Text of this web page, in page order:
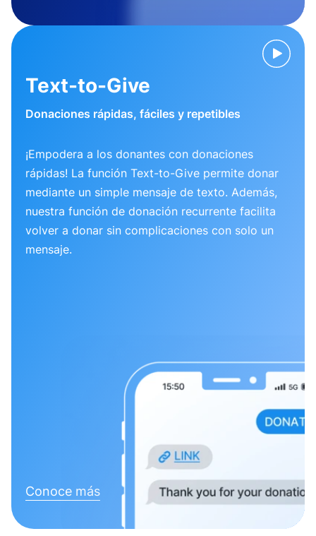
Text-to-Give
Donaciones rápidas, fáciles y repetibles
¡Empodera a los donantes con donaciones
rápidas! La función Text-to-Give permite donar
mediante un simple mensaje de texto. Además,
nuestra función de donación recurrente facilita
volver a donar sin complicaciones con solo un
mensaje.
Conoce más